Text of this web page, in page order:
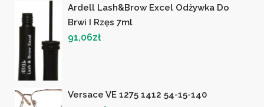
Ardell Lash&Brow Excel Odżywka Do
Brwi I Rzęs 7ml
91,06zł
Versace VE 1275 1412 54-15-140